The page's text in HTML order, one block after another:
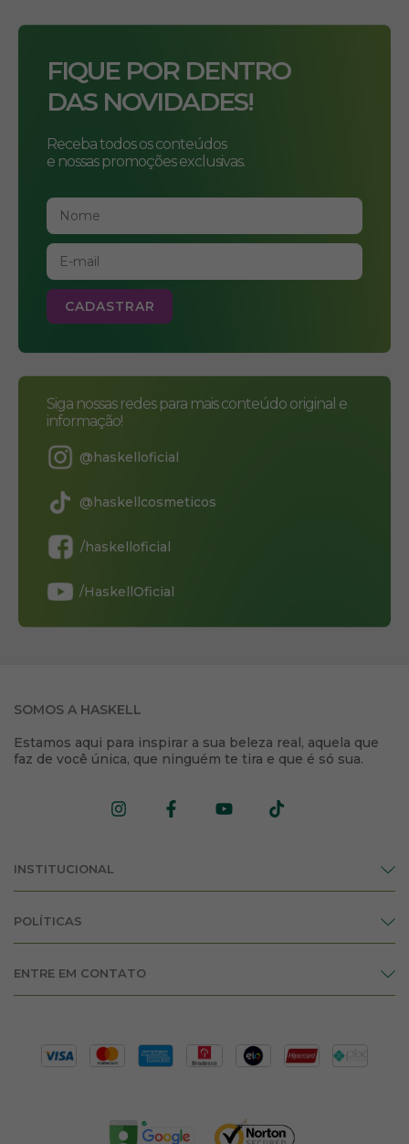
FIQUE POR DENTRO
DAS NOVIDADES!
Receba todos os conteúdos
e nossas promoções exclusivas.
Siga nossas redes para mais conteúdo original e
informação!
@haskelloficial
@haskellcosmeticos
/haskelloficial
/HaskellOficial
SOMOS A HASKELL
Estamos aqui para inspirar a sua beleza real, aquela que
faz de você única, que ninguém te tira e que é só sua.
INSTITUCIONAL
POLÍTICAS
ENTRE EM CONTATO